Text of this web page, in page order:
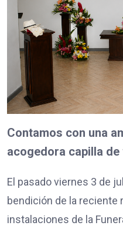
Contamos con una
acogedora capilla de
El pasado viernes 3 de
bendición de la reciente
instalaciones de la